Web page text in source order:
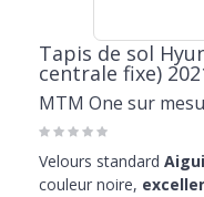
Tapis de sol
centrale fixe)
MTM One sur
Velours standard
couleur noire,